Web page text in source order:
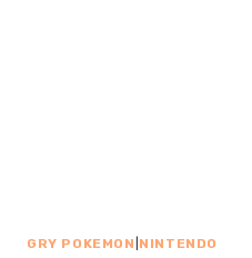
GRY POKEMON NINTENDO